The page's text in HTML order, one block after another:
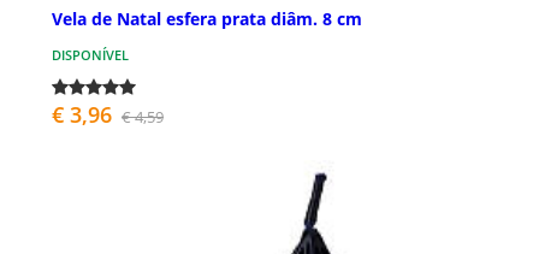
Vela de Natal esfera prata diâm. 8 cm
DISPONÍVEL
€ 3,96 € 4,59